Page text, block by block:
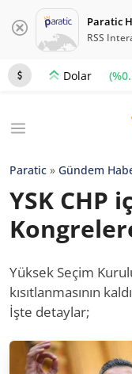
Paratic
RSS
Dolar
Paratic » Gündem
YSK CHP
Yüksek Seçim
kısıtlanmasının
İşte detaylar;